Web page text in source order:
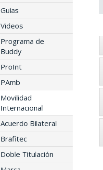
Guías
Videos
Programa de
Buddy
ProInt
PAmb
Movilidad
Internacional
Acuerdo Bilateral
Brafitec
Doble Titulación